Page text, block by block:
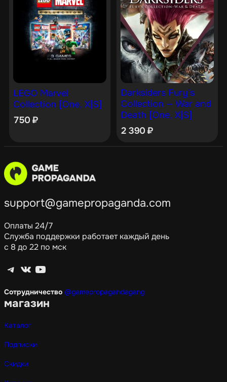
LEGO Marvel
Collection [One, X|S]
750₽
Darksiders Fury’s
Collection — War and
Death [One, X|S]
2 390₽
support@gamepropaganda.com
Оплаты 24/7
Служба поддержки работает каждый день
с 8 до 22 по мск
Telegram ВКонтакте YouTube
Сотрудничество @gamepropagandagang
магазин
Каталог
Подписки
Скидки